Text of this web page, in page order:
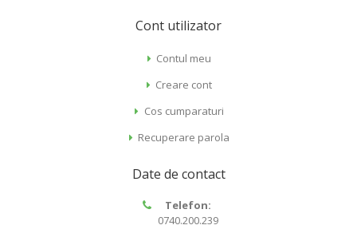
Cont utilizator
Contul meu
Creare cont
Cos cumparaturi
Recuperare parola
Date de contact
Telefon:
0740.200.239